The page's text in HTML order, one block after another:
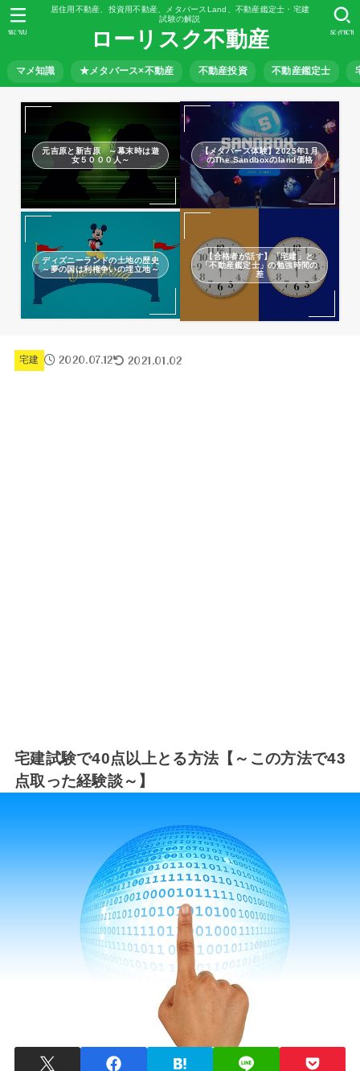
居住用不動産、投資用不動産、メタバースLand、不動産鑑定士・宅建
試験の解説
ローリスク不動産
マメ知識 ★メタバース×不動産 不動産投資 不動産鑑定士
SEARCH
MENU
元吉原と新吉原 ～幕末時は遊
女５０００人～
【メタバース体験】2025年1月
のThe Sandboxのland価格
ディズニーランドの土地の歴史
～夢の国は利権争いの埋立地～
【合格者が話す】「宅建」と
「不動産鑑定士」の勉強時間の
差
宅建 2020.07.12 2021.01.02
宅建試験で40点以上とる方法【～この方法で43
点取った経験談～】